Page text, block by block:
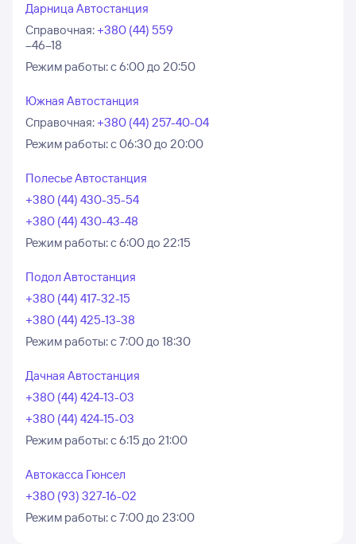
Дарница Автостанция
Справочная: +380 (44) 559
–46–18
Режим работы:с 6:00 до 20:50
Южная Автостанция
Справочная: +380 (44) 257-40-04
Режим работы:с 06:30 до 20:00
Полесье Автостанция
+380 (44) 430-35-54
+380 (44) 430-43-48
Режим работы:с 6:00 до 22:15
Подол Автостанция
+380 (44) 417-32-15
+380 (44) 425-13-38
Режим работы:с 7:00 до 18:30
Дачная Автостанция
+380 (44) 424-13-03
+380 (44) 424-15-03
Режим работы:с 6:15 до 21:00
Автокасса Гюнсел
+380 (93) 327-16-02
Режим работы:с 7:00 до 23:00